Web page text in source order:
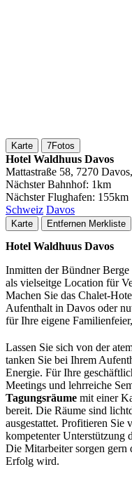
Karte 7Fotos
Hotel Waldhuus Davos
Mattastraße 58, 7270
Nächster Bahnhof: 1km
Nächster Flughafen: 155km
Schweiz Davos
Karte Entfernen Merkliste
Hotel Waldhuus Davos
Inmitten der Bündner Berge
als vielseitge Location für
Machen Sie das Chalet-
Aufenthalt in Davos oder
für Ihre eigene
Lassen Sie sich von der
tanken Sie bei Ihrem
Energie. Für Ihre
Meetings und lehrreiche
Tagungsräume mit einer
bereit. Die Räume sind
ausgestattet. Profitieren Sie
kompetenter Unterstützung
Die Mitarbeiter sorgen gern
Erfolg wird.